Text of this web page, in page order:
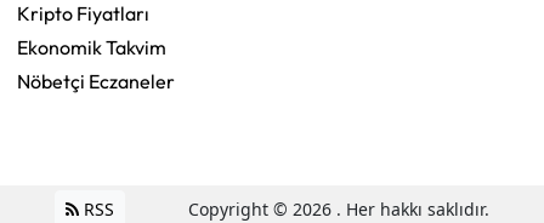
Kripto Fiyatları
Ekonomik Takvim
Nöbetçi Eczaneler
RSS Copyright © 2026 . Her hakkı saklıdır.